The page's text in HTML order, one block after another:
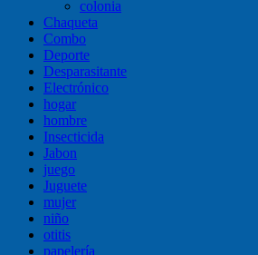
colonia
Chaqueta
Combo
Deporte
Desparasitante
Electrónico
hogar
hombre
Insecticida
Jabon
juego
Juguete
mujer
niño
otitis
papelería